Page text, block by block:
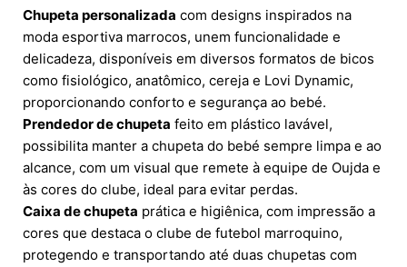
Chupeta personalizada com designs inspirados na
moda esportiva marrocos, unem funcionalidade e
delicadeza, disponíveis em diversos formatos de bicos
como fisiológico, anatômico, cereja e Lovi Dynamic,
proporcionando conforto e segurança ao bebé.
Prendedor de chupeta feito em plástico lavável,
possibilita manter a chupeta do bebé sempre limpa e ao
alcance, com um visual que remete à equipe de Oujda e
às cores do clube, ideal para evitar perdas.
Caixa de chupeta prática e higiênica, com impressão a
cores que destaca o clube de futebol marroquino,
protegendo e transportando até duas chupetas com